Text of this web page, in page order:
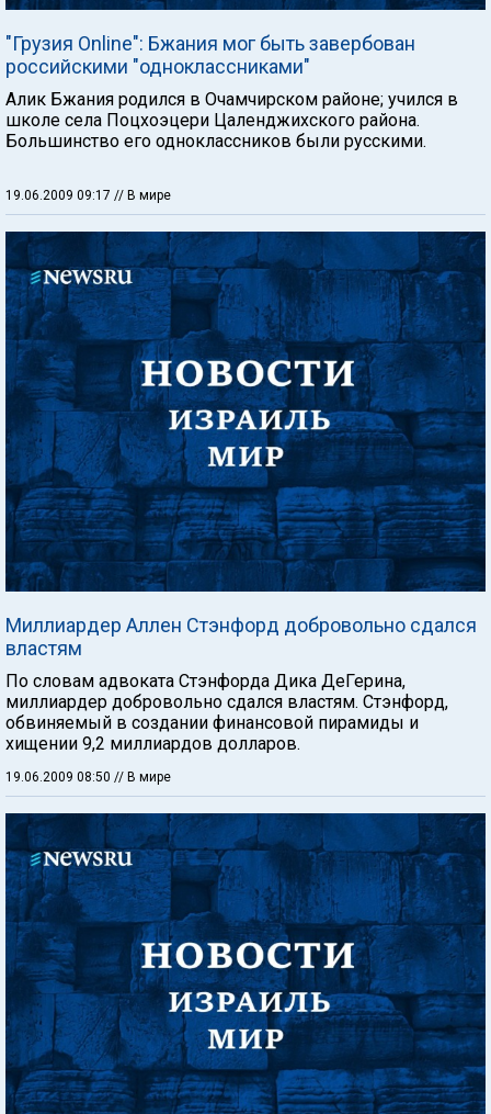
"Грузия Online": Бжания мог быть завербован
российскими "одноклассниками"
Алик Бжания родился в Очамчирском районе; учился в
школе села Поцхоэцери Цаленджихского района.
Большинство его одноклассников были русскими.
19.06.2009 09:17 // В мире
Миллиардер Аллен Стэнфорд добровольно сдался
властям
По словам адвоката Стэнфорда Дика ДеГерина,
миллиардер добровольно сдался властям. Стэнфорд,
обвиняемый в создании финансовой пирамиды и
хищении 9,2 миллиардов долларов.
19.06.2009 08:50 // В мире